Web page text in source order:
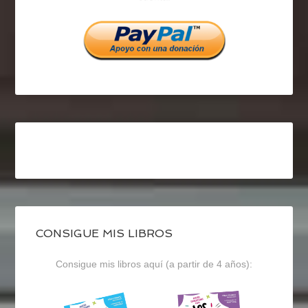
Facebook
Twitter
Instagram
CONSIGUE MIS LIBROS
Consigue mis libros aquí (a partir de 4 años):